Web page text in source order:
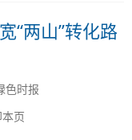
“两山”转化路
时报
页